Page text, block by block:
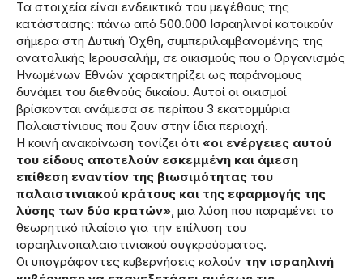
Τα στοιχεία είναι ενδεικτικά του μεγέθους της
κατάστασης: πάνω από 500.000 Ισραηλινοί κατοικούν
σήμερα στη Δυτική Όχθη, συμπεριλαμβανομένης της
ανατολικής Ιερουσαλήμ, σε οικισμούς που ο Οργανισμός
Ηνωμένων Εθνών χαρακτηρίζει ως παράνομους
δυνάμει του διεθνούς δικαίου. Αυτοί οι οικισμοί
βρίσκονται ανάμεσα σε περίπου 3 εκατομμύρια
Παλαιστίνιους που ζουν στην ίδια περιοχή.
Η κοινή ανακοίνωση τονίζει ότι «οι ενέργειες αυτού
του είδους αποτελούν εσκεμμένη και άμεση
επίθεση εναντίον της βιωσιμότητας του
παλαιστινιακού κράτους και της εφαρμογής της
λύσης των δύο κρατών», μια λύση που παραμένει το
θεωρητικό πλαίσιο για την επίλυση του
ισραηλινοπαλαιστινιακού συγκρούσματος.
Οι υπογράφοντες κυβερνήσεις καλούν την ισραηλινή